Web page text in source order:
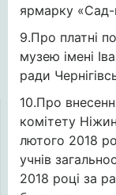
ярмарку «Сад-
9.Про платні
музею імені
ради
10.Про
комітету
лютого 2018
учнів
2018 році за